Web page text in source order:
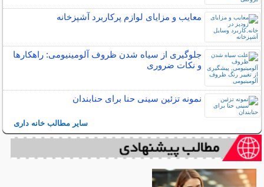
معایب و مزایای لوازم پرکاربرد آشپزخانه
جلوگیری از سیاه شدن ظروف آلومینیومی: راهکارها
و نکات ضروری
نمونه تزئین سینی حنا برای حنابندان
سایر مطالب خانه داری